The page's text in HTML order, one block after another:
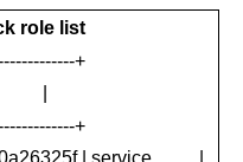
role list
+
+